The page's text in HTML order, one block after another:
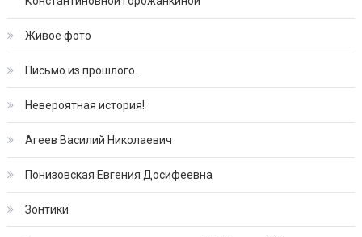
Живое фото
Письмо из прошлого.
Невероятная история!
Агеев Василий Николаевич
Понизовская Евгения Досифеевна
Зонтики